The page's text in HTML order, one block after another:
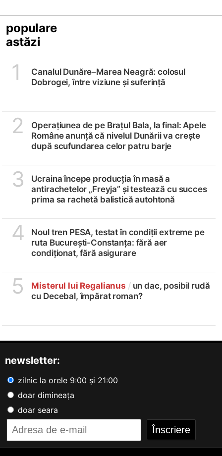
populare
astăzi
1
Canalul Dunăre–Marea Neagră: colosul
Dobrogei, între viziune și suferință
2
Operațiunea de pe Brațul Bala, la final: Apele
Române anunță că nivelul Dunării va crește
după scufundarea celor patru barje
3
Ucraina începe producția în masă a
antirachetelor „Freyja” și testează cu succes
prima sa rachetă balistică autohtonă
4
Noul tren PESA, testat în condiții extreme pe
ruta București-Constanța: fără aer
condiționat, fără asigurare
5 Misterul lui Regalianus /un dac, posibil rudă
cu Decebal, împărat roman?
newsletter:
zilnic la orele 9:00 și 21:00
doar dimineața
doar seara